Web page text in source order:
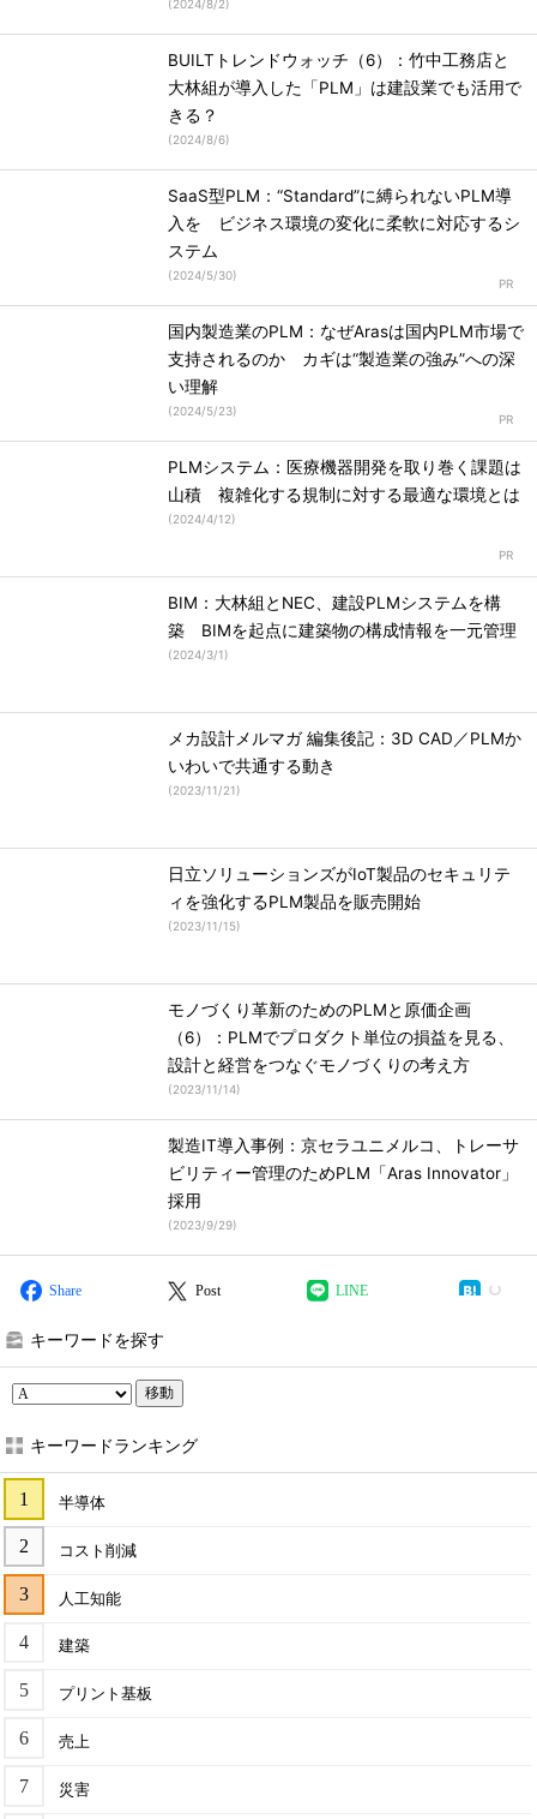
(2024/8/2)
BUILTトレンドウォッチ（6）：竹中工務店と
大林組が導入した「PLM」は建設業でも活用で
きる？
(2024/8/6)
SaaS型PLM：“Standard”に縛られないPLM導
入を ビジネス環境の変化に柔軟に対応するシ
ステム
(2024/5/30)
国内製造業のPLM：なぜArasは国内PLM市場で
支持されるのか カギは“製造業の強み”への深
い理解
(2024/5/23)
PLMシステム：医療機器開発を取り巻く課題は
山積 複雑化する規制に対する最適な環境とは
(2024/4/12)
BIM：大林組とNEC、建設PLMシステムを構
築 BIMを起点に建築物の構成情報を一元管理
(2024/3/1)
メカ設計メルマガ 編集後記：3D CAD／PLMか
いわいで共通する動き
(2023/11/21)
日立ソリューションズがIoT製品のセキュリテ
ィを強化するPLM製品を販売開始
(2023/11/15)
モノづくり革新のためのPLMと原価企画
（6）：PLMでプロダクト単位の損益を見る、
設計と経営をつなぐモノづくりの考え方
(2023/11/14)
製造IT導入事例：京セラユニメルコ、トレーサ
ビリティー管理のためPLM「Aras Innovator」
採用
(2023/9/29)
Share Post LINE
キーワードを探す
移動
キーワードランキング
半導体
コスト削減
人工知能
建築
プリント基板
売上
災害